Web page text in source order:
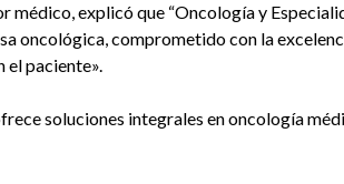
médico, explicó que “Oncología y
oncológica, comprometido con la
el paciente».
soluciones integrales en oncología